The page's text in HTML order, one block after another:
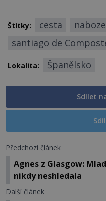
Štítky: cesta
santiago de
Lokalita: Španělsko
Sdílet
Předchozí článek
Agnes z Glasgow:
nikdy neshledala
Další článek